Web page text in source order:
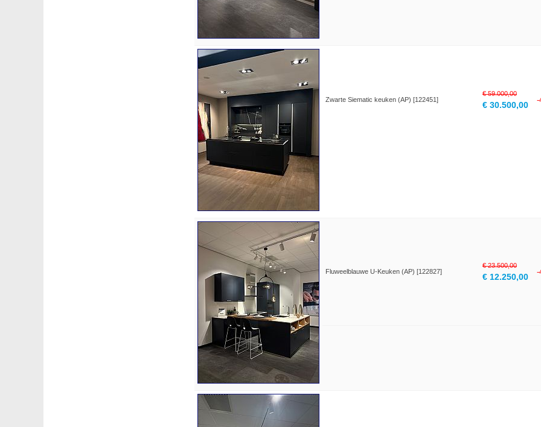
Zwarte Siematic keuken (AP) [122451]
€ 59.000,00
€ 30.500,00
-
Fluweelblauwe U-Keuken (AP) [122827]
€ 23.500,00
€ 12.250,00
-